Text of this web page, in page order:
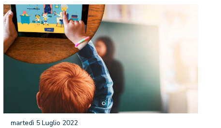
martedì 5 Luglio 2022